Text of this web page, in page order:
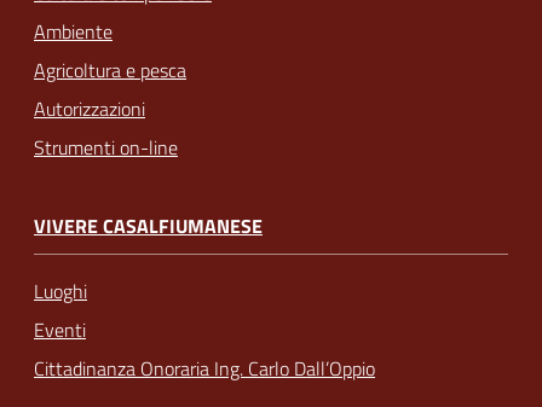
Ambiente
Agricoltura e pesca
Autorizzazioni
Strumenti on-line
VIVERE CASALFIUMANESE
Luoghi
Eventi
Cittadinanza Onoraria Ing. Carlo Dall’Oppio